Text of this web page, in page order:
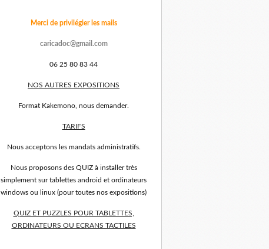
Merci de privilégier les mails
caricadoc@gmail.com
06 25 80 83 44
NOS AUTRES EXPOSITIONS
Format Kakemono, nous demander.
TARIFS
Nous acceptons les mandats administratifs.
Nous proposons des QUIZ à installer très
simplement sur tablettes android et ordinateurs
windows ou linux (pour toutes nos expositions)
QUIZ ET PUZZLES POUR TABLETTES,
ORDINATEURS OU ECRANS TACTILES